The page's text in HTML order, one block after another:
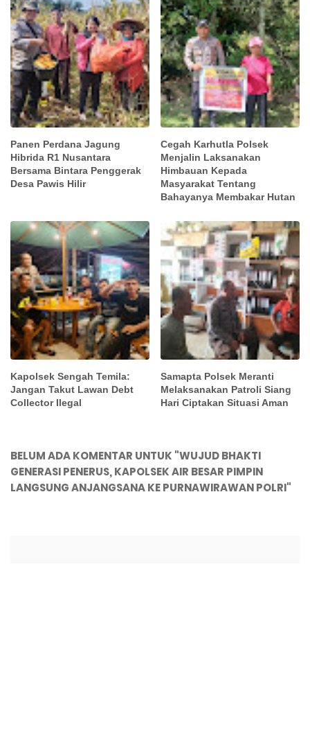
Panen Perdana Jagung
Hibrida R1 Nusantara
Bersama Bintara Penggerak
Desa Pawis Hilir
Cegah Karhutla Polsek
Menjalin Laksanakan
Himbauan Kepada
Masyarakat Tentang
Bahayanya Membakar Hutan
Kapolsek Sengah Temila:
Jangan Takut Lawan Debt
Collector Ilegal
Samapta Polsek Meranti
Melaksanakan Patroli Siang
Hari Ciptakan Situasi Aman
BELUM ADA KOMENTAR UNTUK "WUJUD BHAKTI
GENERASI PENERUS, KAPOLSEK AIR BESAR PIMPIN
LANGSUNG ANJANGSANA KE PURNAWIRAWAN POLRI"